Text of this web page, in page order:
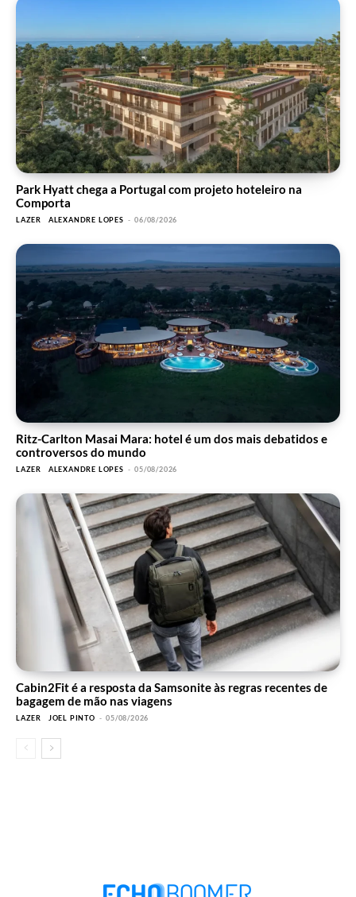
Park Hyatt chega a Portugal com projeto hoteleiro na
Comporta
LAZER ALEXANDRE LOPES - 06/08/2026
Ritz-Carlton Masai Mara: hotel é um dos mais debatidos e
controversos do mundo
LAZER ALEXANDRE LOPES - 05/08/2026
Cabin2Fit é a resposta da Samsonite às regras recentes de
bagagem de mão nas viagens
LAZER JOEL PINTO - 05/08/2026